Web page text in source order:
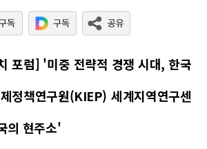
포럼] '미중 전략적 경쟁 시대, 한국
정책연구원(KIEP) 세계지역연구센
의 현주소'